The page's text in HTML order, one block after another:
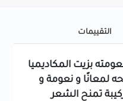
التقييمات
بزيت المكاديميا
لمعانًا و نعومة و
تمنح الشعر